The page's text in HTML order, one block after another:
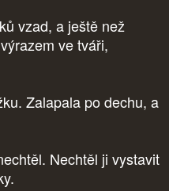
vzad, a ještě než
ve tváři,
Zalapala po dechu, a
Nechtěl ji vystavit